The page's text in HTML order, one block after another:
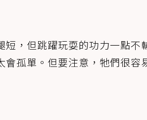
，但跳躍玩耍的功力一點不
孤單。但要注意，牠們很容